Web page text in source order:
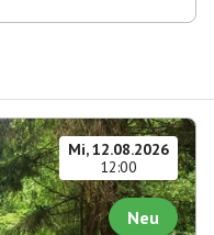
Mi, 12.08.2026
12:00
Neu